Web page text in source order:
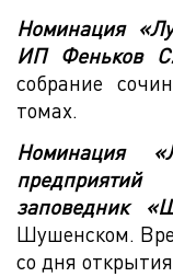
Номинация
ИП Феньков
собрание
томах.
Номинация
заповедник
Шушенском.
со дня